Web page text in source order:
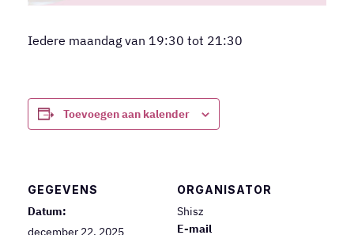
Iedere maandag van 19:30 tot 21:30
Toevoegen aan kalender
GEGEVENS
Datum:
december 22, 2025
ORGANISATOR
Shisz
E-mail